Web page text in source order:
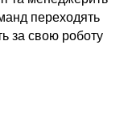
переходять
за свою роботу